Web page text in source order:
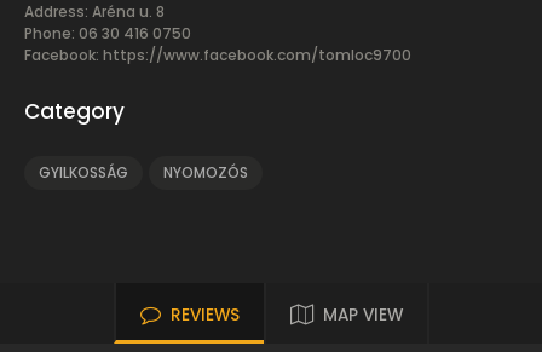
Address: Aréna u. 8
Phone: 06 30 416 0750
Facebook: https://www.facebook.com/tomloc9700
Category
GYILKOSSÁG NYOMOZÓS
REVIEWS MAP VIEW